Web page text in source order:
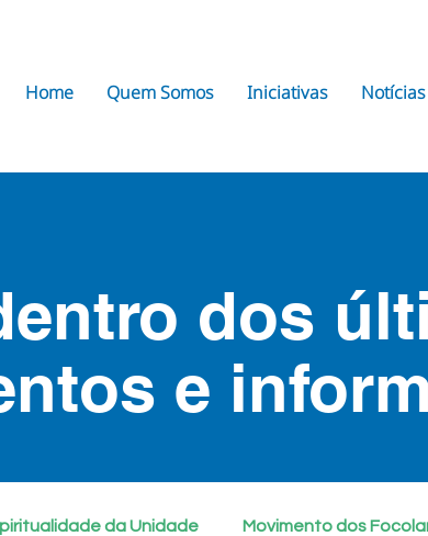
Home Quem Somos Iniciativas Notícias
dos
e
da Unidade Movimento dos